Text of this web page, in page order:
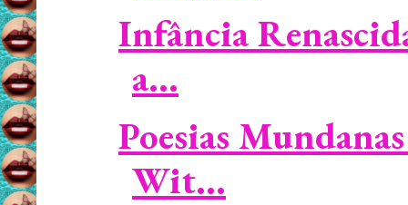
Infância
a...
Poesias
Wit...